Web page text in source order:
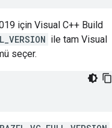
için Visual C++ Build
ile tam Visual
seçer.